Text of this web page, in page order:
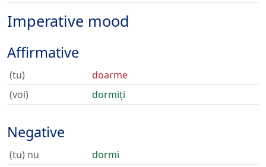
Imperative mood
Affirmative
(tu)
doarme
(voi)
dormiți
Negative
(tu) nu
dormi